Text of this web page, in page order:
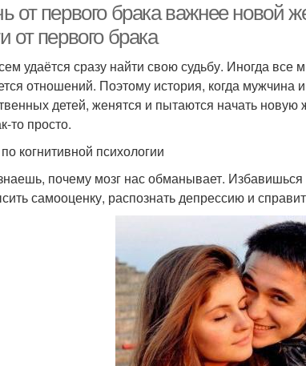
от первого брака важнее
от первого брака
удаётся сразу найти свою судьбу. Иногда
отношений. Поэтому история, когда
детей, женятся и пытаются начать
то просто.
когнитивной психологии
почему мозг нас обманывает.
самооценку, распознать депрессию и